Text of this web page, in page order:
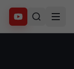
Абонирай се